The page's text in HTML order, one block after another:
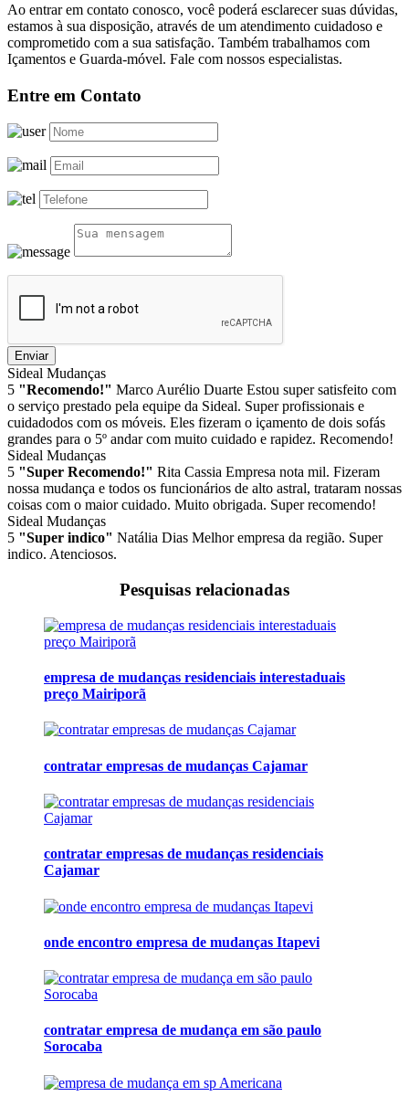
Ao entrar em contato conosco, você poderá esclarecer suas dúvidas,
estamos à sua disposição, através de um atendimento cuidadoso e
comprometido com a sua satisfação. Também trabalhamos com
Içamentos e Guarda-móvel. Fale com nossos especialistas.
Entre em Contato
Enviar
Sideal Mudanças
5 "Recomendo!" Marco Aurélio Duarte Estou super satisfeito com
o serviço prestado pela equipe da Sideal. Super profissionais e
cuidadodos com os móveis. Eles fizeram o içamento de dois sofás
grandes para o 5º andar com muito cuidado e rapidez. Recomendo!
Sideal Mudanças
5 "Super Recomendo!" Rita Cassia Empresa nota mil. Fizeram
nossa mudança e todos os funcionários de alto astral, trataram nossas
coisas com o maior cuidado. Muito obrigada. Super recomendo!
Sideal Mudanças
5 "Super indico" Natália Dias Melhor empresa da região. Super
indico. Atenciosos.
Pesquisas relacionadas
empresa de mudanças residenciais interestaduais
preço Mairiporã
contratar empresas de mudanças Cajamar
contratar empresas de mudanças residenciais
Cajamar
onde encontro empresa de mudanças Itapevi
contratar empresa de mudança em são paulo
Sorocaba